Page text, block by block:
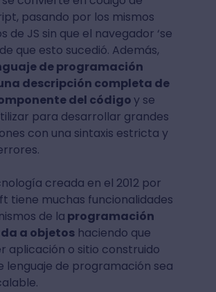
pasando por los mismos
de JS sin que el navegador ‘se
que esto sucedió. Además,
de programación
descripción completa de
del códigoy se
para desarrollar grandes
con una sintaxis estricta y
creada en el 2012 por
tiene muchas funcionalidades
de la programación
a objetoshaciendo que
aplicación o sitio construido
lenguaje de programación sea